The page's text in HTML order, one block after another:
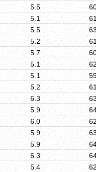
5.5
5.1
5.5
5.2
5.7
5.1
5.1
5.2
6.3
5.9
6.0
5.9
5.9
6.3
5.4